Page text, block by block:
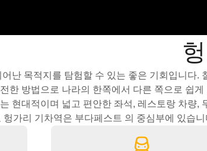
난 목적지를 탐험할 수 있는 좋은 기회입니다.
한 방법으로 나라의 한쪽에서 다른 쪽으로 쉽게
현대적이며 넓고 편안한 좌석, 레스토랑 차량,
가리 기차역은 부다페스트 의 중심부에 있습니
이 역은 대중 교통으로 쉽게 갈 수 있어 헝가리
철도 시스템을 더 잘 이해하려면 아래의 인기 있